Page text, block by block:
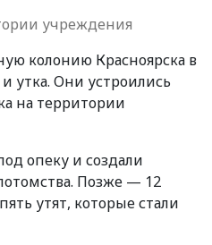
учреждения
колонию Красноярска в
утка. Они устроились
на территории
опеку и создали
Позже — 12
утят, которые стали